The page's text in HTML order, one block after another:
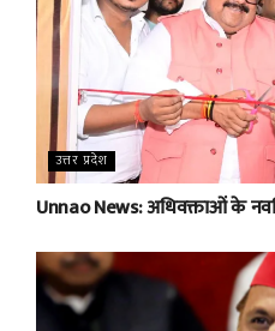
उत्तर प्रदेश
Unnao News: अधिवक्ताओं के